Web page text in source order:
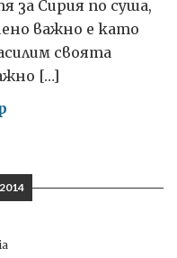
за Сирия по суша,
важно е като
своята
[…]